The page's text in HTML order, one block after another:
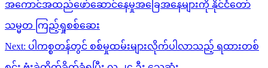
အကောင်အထည်ဖော်ဆောင်နေမှုအခြေအနေများကို နိုင်ငံတော်
သမ္မတ ကြည့်ရှုစစ်ဆေး
Next: ပါကစ္စတန်တွင် စစ်မှုထမ်းများလိုက်ပါလာသည့် ရထားတစ်